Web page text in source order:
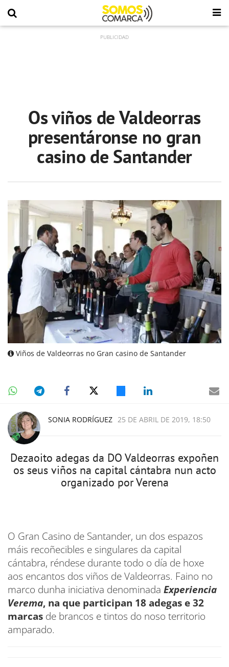
Os viños de Valdeorras
presentáronse no gran
casino de Santander
Viños de Valdeorras no Gran casino de Santander
SONIA RODRÍGUEZ 25 DE ABRIL DE 2019, 18:50
Dezaoito adegas da DO Valdeorras expoñen
os seus viños na capital cántabra nun acto
organizado por Verena
O Gran Casino de Santander, un dos espazos
máis recoñecibles e singulares da capital
cántabra, réndese durante todo o día de hoxe
aos encantos dos viños de Valdeorras. Faino no
marco dunha iniciativa denominada Experiencia
Verema, na que participan 18 adegas e 32
marcas de brancos e tintos do noso territorio
amparado.